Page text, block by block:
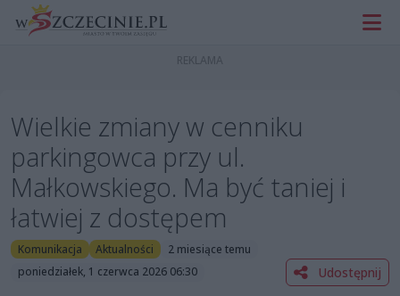
Wielkie zmiany w cenniku
parkingowca przy ul.
Małkowskiego. Ma być taniej i
łatwiej z dostępem
Komunikacja Aktualności
2 miesiące temu
poniedziałek, 1 czerwca 2026 06:30
Udostępnij